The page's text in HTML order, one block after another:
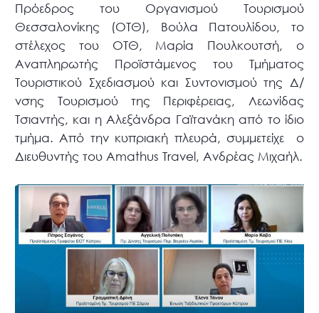
Πρόεδρος του Οργανισμού Τουρισμού
Θεσσαλονίκης (ΟΤΘ), Βούλα Πατουλίδου, το
στέλεχος του ΟΤΘ, Μαρία Πουλκουτσή, ο
Αναπληρωτής Προϊστάμενος του Τμήματος
Τουριστικού Σχεδιασμού και Συντονισμού της Δ/
νσης Τουρισμού της Περιφέρειας, Λεωνίδας
Τσιαντής, και η Αλεξάνδρα Γαϊτανάκη από το ίδιο
τμήμα. Από την κυπριακή πλευρά, συμμετείχε ο
Διευθυντής του Amathus Travel, Ανδρέας Μιχαήλ.